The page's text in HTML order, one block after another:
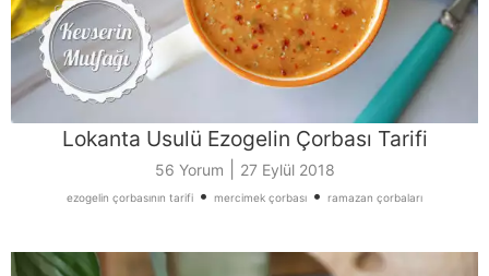
Lokanta Usulü Ezogelin Çorbası Tarifi
56 Yorum 27 Eylül 2018
ezogelin çorbasının tarifi • mercimek çorbası • ramazan çorbaları